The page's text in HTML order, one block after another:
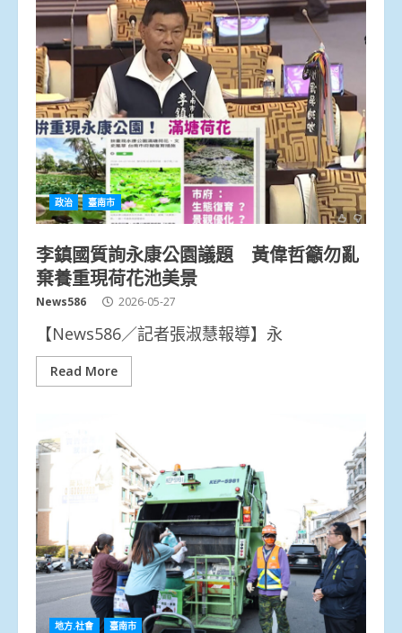
政治 臺南市
李鎮國質詢永康公園議題 黃偉哲籲勿亂
棄養重現荷花池美景
News586 2026-05-27
【News586／記者張淑慧報導】永
Read More
地方.社會 臺南市